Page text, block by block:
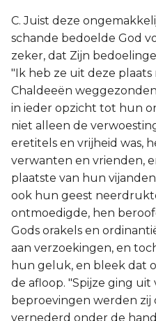
C. Juist deze
schande bedoelde God
zeker, dat Zijn
"Ik heb ze uit deze
Chaldeeën
in ieder opzicht tot hun
niet alleen de
eretitels en vrijheid was,
verwanten en vrienden,
plaatste van hun
ook hun geest
ontmoedigde, hen
Gods orakels en
aan verzoekingen, en
hun geluk, en bleek dat
de afloop. "Spijze ging
beproevingen werden zij
vernederd onder de